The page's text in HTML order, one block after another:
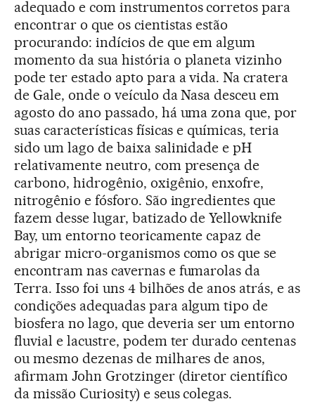
adequado e com instrumentos corretos para
encontrar o que os cientistas estão
procurando: indícios de que em algum
momento da sua história o planeta vizinho
pode ter estado apto para a vida. Na cratera
de Gale, onde o veículo da Nasa desceu em
agosto do ano passado, há uma zona que, por
suas características físicas e químicas, teria
sido um lago de baixa salinidade e pH
relativamente neutro, com presença de
carbono, hidrogênio, oxigênio, enxofre,
nitrogênio e fósforo. São ingredientes que
fazem desse lugar, batizado de Yellowknife
Bay, um entorno teoricamente capaz de
abrigar micro-organismos como os que se
encontram nas cavernas e fumarolas da
Terra. Isso foi uns 4 bilhões de anos atrás, e as
condições adequadas para algum tipo de
biosfera no lago, que deveria ser um entorno
fluvial e lacustre, podem ter durado centenas
ou mesmo dezenas de milhares de anos,
afirmam John Grotzinger (diretor científico
da missão Curiosity) e seus colegas.